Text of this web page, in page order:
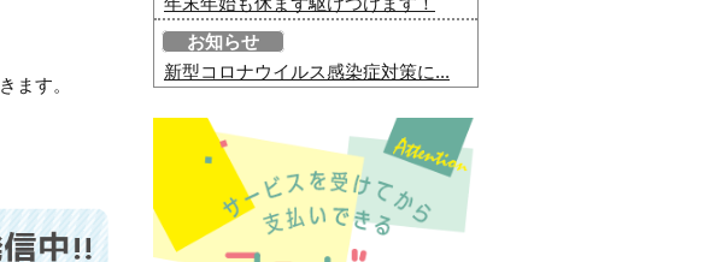
ます。
お知らせ
新型コロナウイルス感染症対策に...